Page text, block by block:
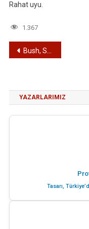
Rahat uyu.
1.367
Yazı
Bush, Saddam Gibi Yargılanmalı
YAZARLARIMIZ
Tasarı,